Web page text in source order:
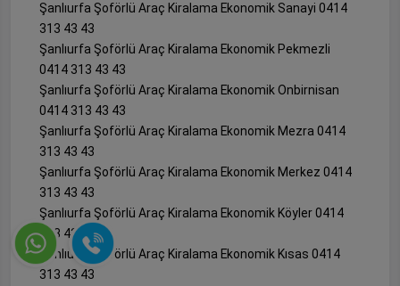
Şanlıurfa Şoförlü Araç Kiralama Ekonomik Sanayi 0414
313 43 43
Şanlıurfa Şoförlü Araç Kiralama Ekonomik Pekmezli
0414 313 43 43
Şanlıurfa Şoförlü Araç Kiralama Ekonomik Onbirnisan
0414 313 43 43
Şanlıurfa Şoförlü Araç Kiralama Ekonomik Mezra 0414
313 43 43
Şanlıurfa Şoförlü Araç Kiralama Ekonomik Merkez 0414
313 43 43
Şanlıurfa Şoförlü Araç Kiralama Ekonomik Köyler 0414
313 43 43
Şanlıurfa Şoförlü Araç Kiralama Ekonomik Kısas 0414
313 43 43